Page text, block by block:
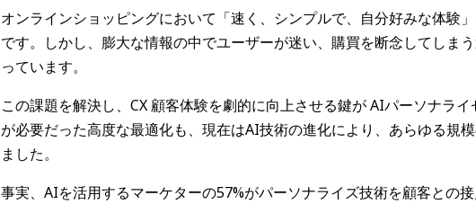
オンラインショッピングにおいて「速く、シンプルで、自分好みな体験
です。しかし、膨大な情報の中でユーザーが迷い、購買を断念してしま
っています。
この課題を解決し、CX 顧客体験を劇的に向上させる鍵が AIパーソナラ
が必要だった高度な最適化も、現在はAI技術の進化により、あらゆる規
ました。
事実、AIを活用するマーケターの57%がパーソナライズ技術を顧客との